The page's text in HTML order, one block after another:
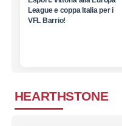
League e coppa Italia per i
VFL Barrio!
HEARTHSTONE